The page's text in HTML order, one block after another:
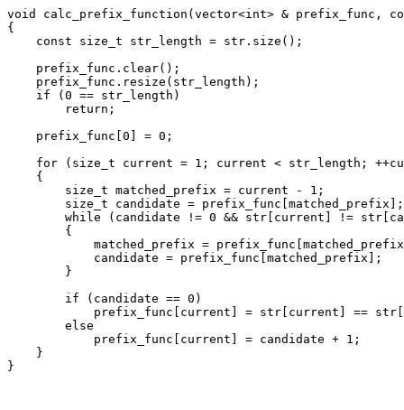
void calc_prefix_function(vector<int> & prefix_func,
{
    const size_t str_length = str.size();
    prefix_func.clear();
    prefix_func.resize(str_length);
    if (0 == str_length)
        return;
    prefix_func[0] = 0;
for (size_t current = 1; current < str_length;
    {
        size_t matched_prefix = current - 1;
        size_t candidate = prefix_func[matched_prefix];
while (candidate != 0 && str[current] !=
        {
matched_prefix =
            candidate = prefix_func[matched_prefix];
        }
        if (candidate == 0)
prefix_func[current] = str[current] ==
        else
            prefix_func[current] = candidate + 1;
    }